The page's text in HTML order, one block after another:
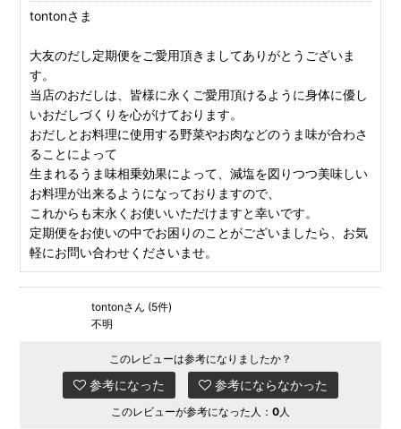
tontonさま
大友のだし定期便をご愛用頂きましてありがとうございま
す。
当店のおだしは、皆様に永くご愛用頂けるように身体に優し
いおだしづくりを心がけております。
おだしとお料理に使用する野菜やお肉などのうま味が合わさ
ることによって
生まれるうま味相乗効果によって、減塩を図りつつ美味しい
お料理が出来るようになっておりますので、
これからも末永くお使いいただけますと幸いです。
定期便をお使いの中でお困りのことがございましたら、お気
軽にお問い合わせくださいませ。
tontonさん (5件)
不明
このレビューは参考になりましたか？
参考になった 参考にならなかった
このレビューが参考になった人： 0 人